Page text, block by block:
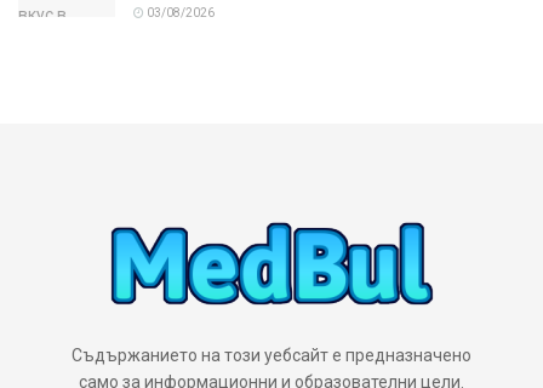
03/08/2026
Съдържанието на този уебсайт е предназначено
само за информационни и образователни цели.